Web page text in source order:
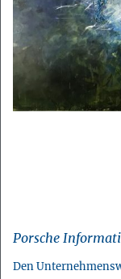
Porsche
Den